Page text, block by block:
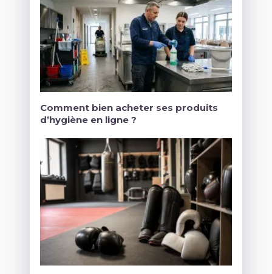
Comment bien acheter ses produits
d’hygiène en ligne ?